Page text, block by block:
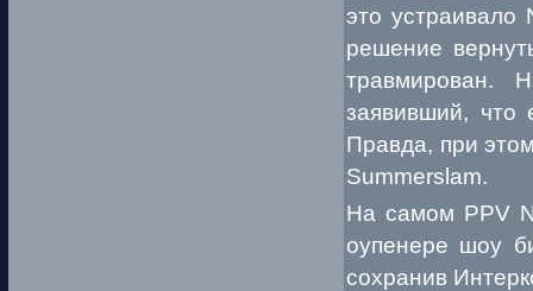
это
решение
травмирован.
заявивший, что
Правда, при
Summerslam.
На самом PPV
оупенере шоу
сохранив